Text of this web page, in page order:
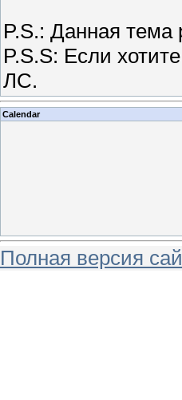
P.S.: Данная
P.S.S: Если
ЛС.
Calendar
Полная версия